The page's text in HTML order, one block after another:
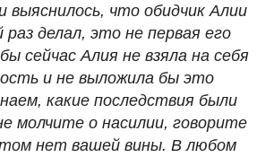
выяснилось, что обидчик Алии
делал, это не первая его
сейчас Алия не взяла на себя
и не выложила бы это
какие последствия были
молчите о насилии, говорите
нет вашей вины. В любом